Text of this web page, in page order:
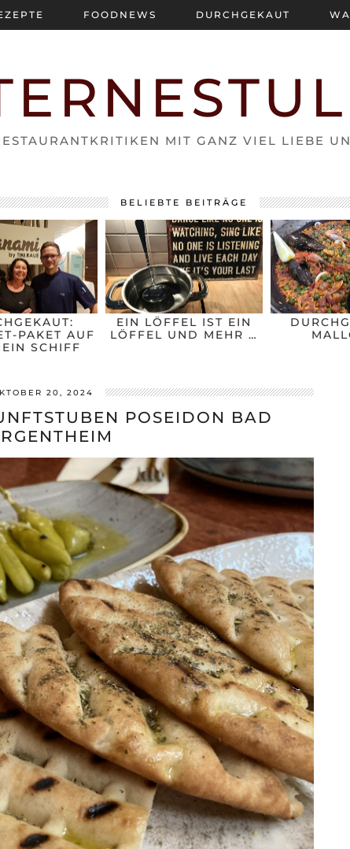
MIT GANZ VIEL LIEBE
FOODNEWS DURCHGEKAUT
BELIEBTE BEITRÄGE
PAKET AUF
SCHIFF
EIN LÖFFEL IST EIN
LÖFFEL UND MEHR …
20, 2024
POSEIDON BAD